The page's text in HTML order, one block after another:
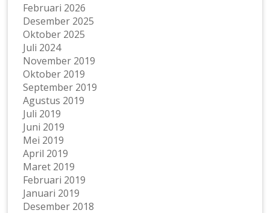
Februari 2026
Desember 2025
Oktober 2025
Juli 2024
November 2019
Oktober 2019
September 2019
Agustus 2019
Juli 2019
Juni 2019
Mei 2019
April 2019
Maret 2019
Februari 2019
Januari 2019
Desember 2018